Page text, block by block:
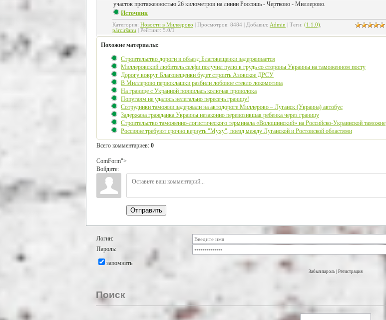
участок протяженностью 26 километров на линии Россошь - Чертково - Миллерово.
Источник
Категория: Новости в Миллерово Просмотров: 8484 Добавил: Admin Теги: (1.1.0)
pārciršanu
Рейтинг: 5.0/1
Похожие материалы:
Строительство дороги в объезд Благовещенки задерживается
Миллеровский любитель селфи получил пулю в грудь со стороны Украины на таможенном посту
Дорогу вокруг Благовещенки будет строить Азовское ДРСУ
В Миллерово первоклашки разбили лобовое стекло локомотива
На границе с Украиной появилась колючая проволока
Попугаям не удалось нелегально пересечь границу!
Сотрудники таможни задержали на автодороге Миллерово – Луганск (Украина) автобус
Задержана гражданка Украины незаконно перевозившая ребенка через границу
Строительство таможенно-логистического терминала «Волошинский» на Российско-Украинской таможне
Россияне требуют срочно вернуть "Муху", поезд между Луганской и Ростовской областями
Всего комментариев: 0
ComForm">
Войдите:
Отправить
Логин:
Пароль:
запомнить
Забыл пароль Регистрация
Поиск